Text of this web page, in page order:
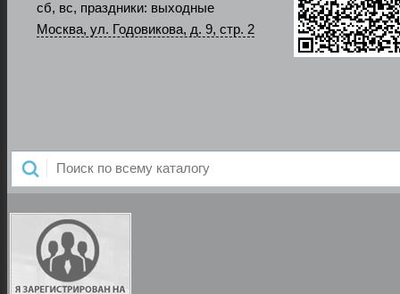
сб, вс, праздники: выходные
Москва, ул. Годовикова, д. 9, стр. 2